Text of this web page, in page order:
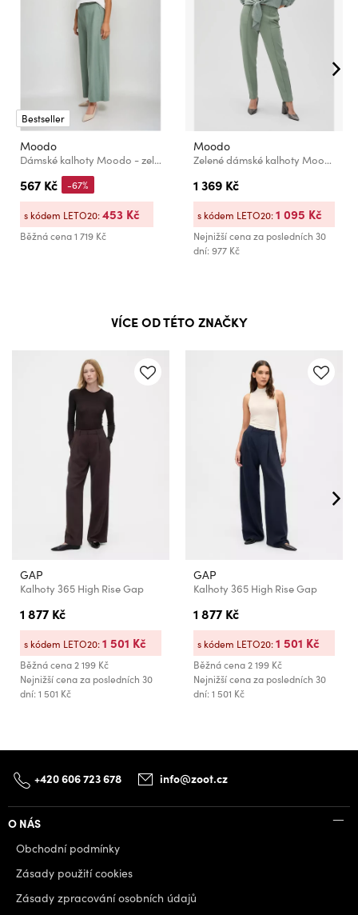
Bestseller
Moodo
Dámské kalhoty Moodo - zelené
567 Kč
Běžná cena1 719 Kč
-67%
s kódem LETO20:453 Kč
Moodo
Zelené dámské kalhoty Moodo
1 369 Kč
Nejnižší cena za posledních 30
dní: 977 Kč
s kódem LETO20:1 095 Kč
VÍCE OD TÉTO ZNAČKY
GAP
Kalhoty 365 High Rise Gap
1 877 Kč
Běžná cena2 199 Kč
Nejnižší cena za posledních 30
dní: 1 501 Kč
s kódem LETO20:1 501 Kč
GAP
Kalhoty 365 High Rise Gap
1 877 Kč
Běžná cena2 199 Kč
Nejnižší cena za posledních 30
dní: 1 501 Kč
s kódem LETO20:1 501 Kč
+420 606 723 678 info@zoot.cz
O NÁS
Obchodní podmínky
Zásady použití cookies
Zásady zpracování osobních údajů